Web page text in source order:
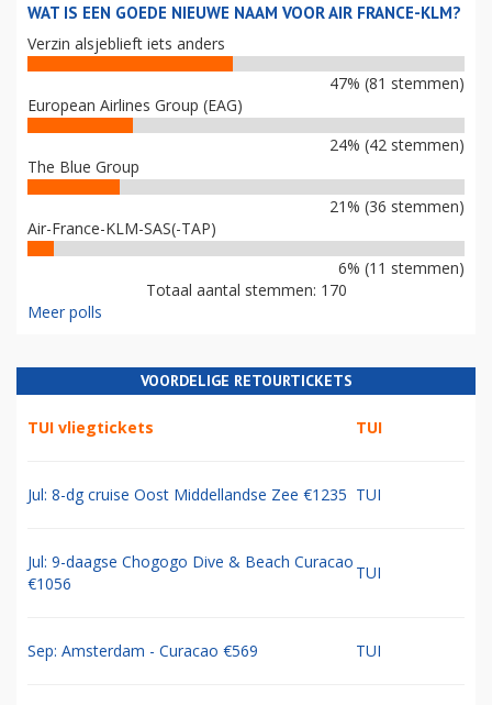
WAT IS EEN GOEDE NIEUWE NAAM VOOR AIR FRANCE-KLM?
Verzin alsjeblieft iets anders
47% (81 stemmen)
European Airlines Group (EAG)
24% (42 stemmen)
The Blue Group
21% (36 stemmen)
Air-France-KLM-SAS(-TAP)
6% (11 stemmen)
Totaal aantal stemmen: 170
Meer polls
VOORDELIGE RETOURTICKETS
TUI vliegtickets TUI
Jul: 8-dg cruise Oost Middellandse Zee €1235 TUI
Jul: 9-daagse Chogogo Dive & Beach Curacao
€1056
TUI
Sep: Amsterdam - Curacao €569 TUI